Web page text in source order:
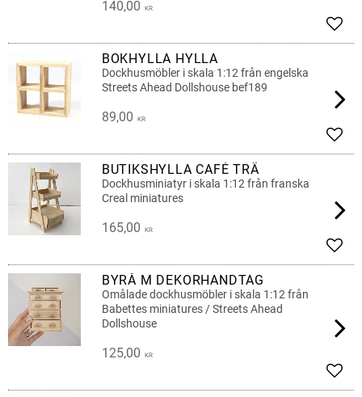
140,00 KR
BOKHYLLA HYLLA
Dockhusmöbler i skala 1:12 från engelska
Streets Ahead Dollshouse bef189
89,00 KR
BUTIKSHYLLA CAFÉ TRÄ
Dockhusminiatyr i skala 1:12 från franska
Creal miniatures
165,00 KR
BYRÅ M DEKORHANDTAG
Omålade dockhusmöbler i skala 1:12 från
Babettes miniatures / Streets Ahead
Dollshouse
125,00 KR